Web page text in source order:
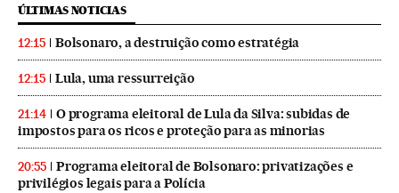
ÚLTIMAS NOTICIAS
12:15 Bolsonaro, a destruição como estratégia
12:15 Lula, uma ressurreição
21:14
O programa eleitoral de Lula da Silva: subidas de
impostos para os ricos e proteção para as minorias
20:55
Programa eleitoral de Bolsonaro: privatizações e
privilégios legais para a Polícia